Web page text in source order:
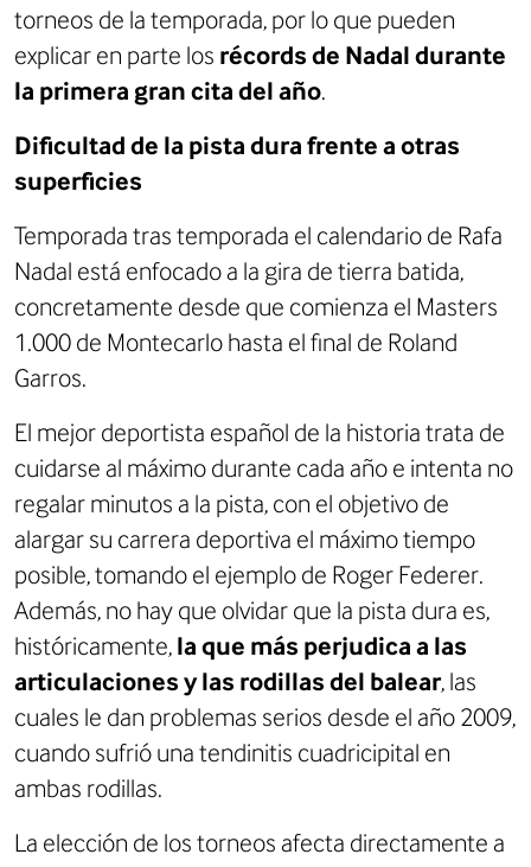
torneos de la temporada, por lo que pueden
explicar en parte los récords de Nadal durante
la primera gran cita del año.
Dificultad de la pista dura frente a otras
superficies
Temporada tras temporada el calendario de Rafa
Nadal está enfocado a la gira de tierra batida,
concretamente desde que comienza el Masters
1.000 de Montecarlo hasta el final de Roland
Garros.
El mejor deportista español de la historia trata de
cuidarse al máximo durante cada año e intenta no
regalar minutos a la pista, con el objetivo de
alargar su carrera deportiva el máximo tiempo
posible, tomando el ejemplo de Roger Federer.
Además, no hay que olvidar que la pista dura es,
históricamente,la que más perjudica a las
articulaciones y las rodillas del balear, las
cuales le dan problemas serios desde el año 2009,
cuando sufrió una tendinitis cuadricipital en
ambas rodillas.
La elección de los torneos afecta directamente a